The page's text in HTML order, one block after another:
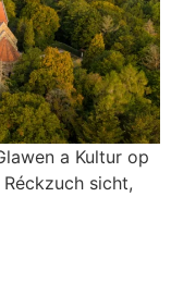
a Kultur op
sicht,